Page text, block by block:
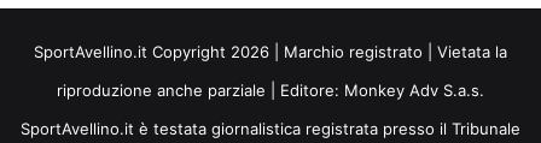
SportAvellino.it Copyright 2026 | Marchio registrato | Vietata la
riproduzione anche parziale | Editore: Monkey Adv S.a.s.
SportAvellino.it è testata giornalistica registrata presso il Tribunale